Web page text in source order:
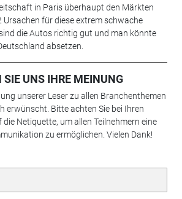
in Paris überhaupt den Märkten
Ursachen für diese extrem schwache
die Autos richtig gut und man könnte
absetzen.
SIE UNS IHRE MEINUNG
unserer Leser zu allen Branchenthemen
erwünscht. Bitte achten Sie bei Ihren
Netiquette, um allen Teilnehmern eine
zu ermöglichen. Vielen Dank!